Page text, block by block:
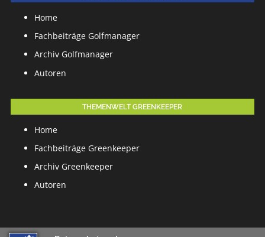
Home
Fachbeiträge Golfmanager
Archiv Golfmanager
Autoren
THEMENWELT GREENKEEPER
Home
Fachbeiträge Greenkeeper
Archiv Greenkeeper
Autoren